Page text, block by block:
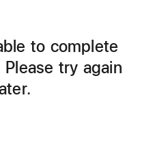
to complete
try again